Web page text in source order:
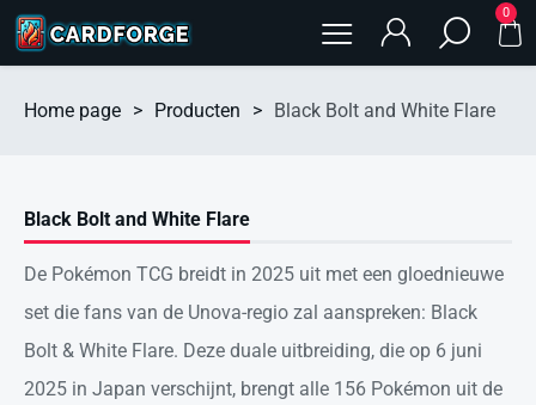
0
Home page > Producten > Black Bolt and White Flare
Black Bolt and White Flare
De Pokémon TCG breidt in 2025 uit met een gloednieuwe
set die fans van de Unova-regio zal aanspreken: Black
Bolt & White Flare. Deze duale uitbreiding, die op 6 juni
2025 in Japan verschijnt, brengt alle 156 Pokémon uit de